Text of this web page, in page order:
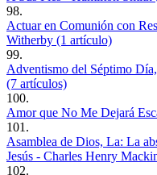
98.
Actuar en Comunión con
Witherby (1 artículo)
99.
Adventismo del Séptimo
(7 artículos)
100.
Amor que No Me Dejará
101.
Asamblea de Dios, La: La
Jesús - Charles Henry
102.